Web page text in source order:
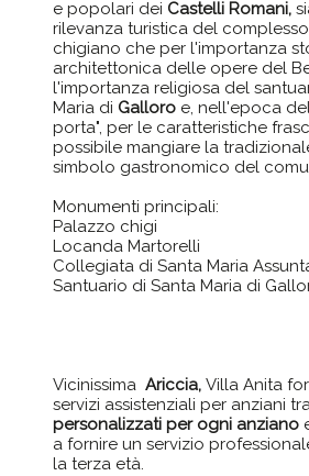
e popolari dei Castelli Romani,
rilevanza turistica del
chigiano che per l'importanza
architettonica delle opere del
l'importanza religiosa del
Maria di Galloro e, nell'epoca
porta", per le caratteristiche
possibile mangiare la
simbolo gastronomico del
Monumenti principali:
Palazzo chigi
Locanda Martorelli
Collegiata di Santa Maria
Santuario di Santa Maria di
VicinissimaAriccia, Villa Anita
servizi assistenziali per anziani
personalizzati per ogni anziano
a fornire un servizio
la terza età.